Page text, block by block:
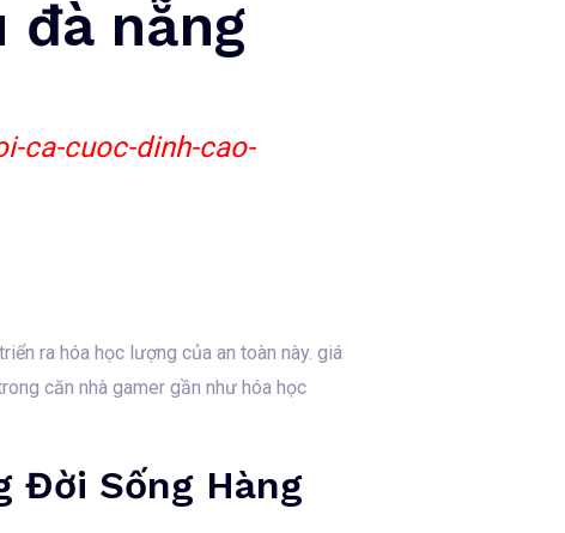
đà nẵng
ca-cuoc-dinh-cao-
ra hóa học lượng của an toàn này. giá
căn nhà gamer gần như hóa học
Đời Sống Hàng